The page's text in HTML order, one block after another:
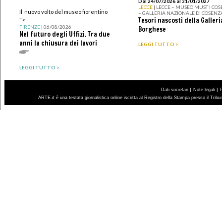
Il nuovo volto del museo fiorentino
">
FIRENZE| 06/08/2026
Nel futuro degli Uffizi. Tra due
anni la chiusura dei lavori
LEGGI TUTTO >
Dal 24/07/2026 al 31/01/2027
LECCE | LECCE – MUSEO MUST I
– GALLERIA NAZIONALE DI
Tesori nascosti della
Borghese
LEGGI TUTTO >
Dati societari Note legali
ARTE.it è una testata giornalistica online iscritta al Registro della Stampa presso il